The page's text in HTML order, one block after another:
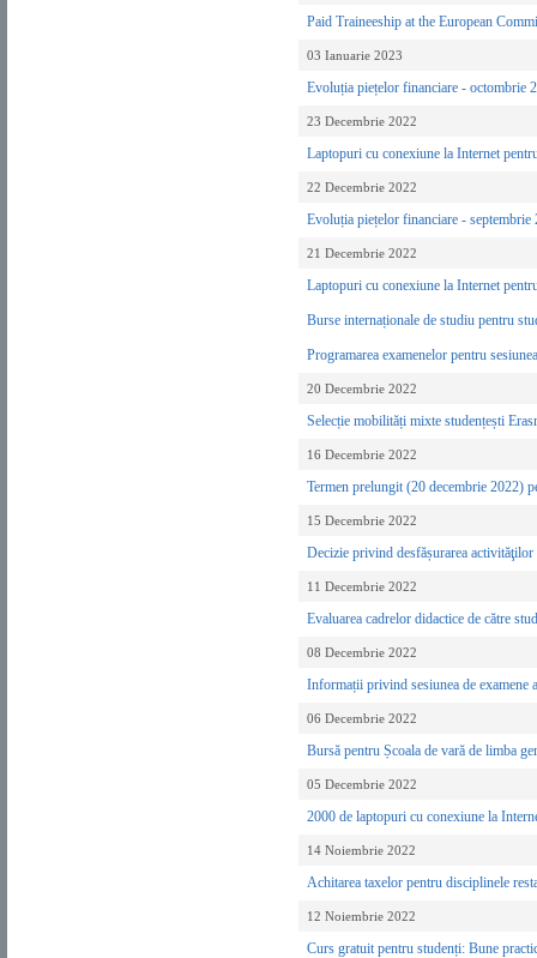
Paid Traineeship at the European
03 Ianuarie 2023
Evoluția piețelor financiare - octombrie
23 Decembrie 2022
Laptopuri cu conexiune la Internet
22 Decembrie 2022
Evoluția piețelor financiare -
21 Decembrie 2022
Laptopuri cu conexiune la Internet
Burse internaționale de studiu pentru
Programarea examenelor pentru
20 Decembrie 2022
Selecție mobilități mixte studențești
16 Decembrie 2022
Termen prelungit (20 decembrie 2022)
15 Decembrie 2022
Decizie privind desfășurarea
11 Decembrie 2022
Evaluarea cadrelor didactice de către
08 Decembrie 2022
Informații privind sesiunea de
06 Decembrie 2022
Bursă pentru Școala de vară de limba
05 Decembrie 2022
2000 de laptopuri cu conexiune la
14 Noiembrie 2022
Achitarea taxelor pentru disciplinele
12 Noiembrie 2022
Curs gratuit pentru studenți: Bune